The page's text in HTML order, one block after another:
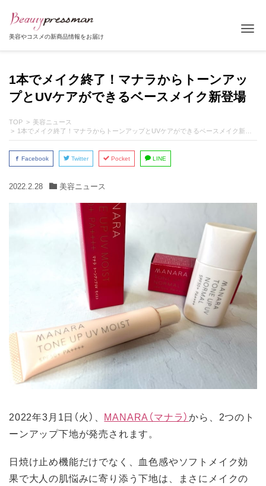
美容やコスメの新商品情報をお届け
1本でメイク終了！マナラからトーンアッ
プとUVケアができるベースメイク新登場
TOP
美容ニュース
1本でメイク終了！マナラからトーンアップとUVケアができるベースメイク新登場
Facebook Twitter Pocket LINE
2022.2.28 美容ニュース
2022年3月1日（火）、 MANARA（マナラ）から、2つのト
ーンアップ下地が発売されます。
日焼け止め機能だけでなく、血色感やソフトメイク効
果で大人の肌悩みに寄り添う下地は、まさにメイクの